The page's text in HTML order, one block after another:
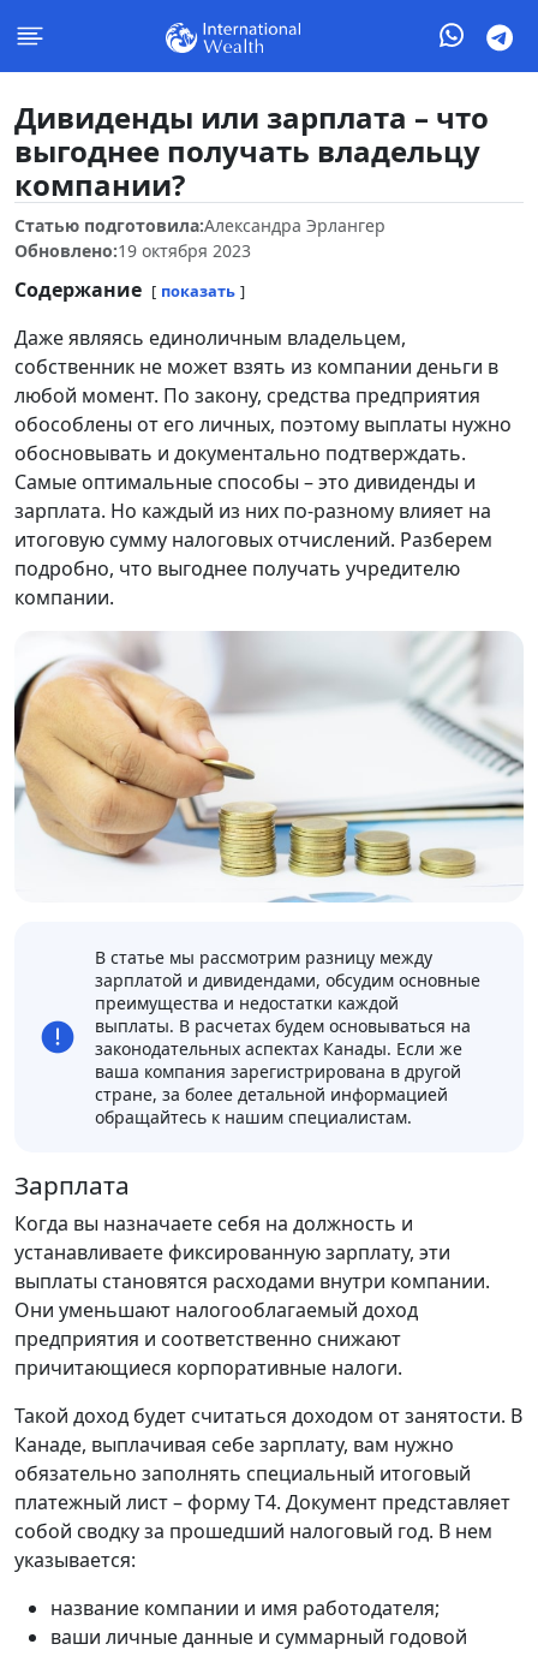
Дивиденды или зарплата – что
выгоднее получать владельцу
компании?
Статью подготовила:Александра Эрлангер
Обновлено:19 октября 2023
Содержание показать
Даже являясь единоличным владельцем,
собственник не может взять из компании деньги в
любой момент. По закону, средства предприятия
обособлены от его личных, поэтому выплаты нужно
обосновывать и документально подтверждать.
Самые оптимальные способы – это дивиденды и
зарплата. Но каждый из них по-разному влияет на
итоговую сумму налоговых отчислений. Разберем
подробно, что выгоднее получать учредителю
компании.
В статье мы рассмотрим разницу между
зарплатой и дивидендами, обсудим основные
преимущества и недостатки каждой
выплаты. В расчетах будем основываться на
законодательных аспектах Канады. Если же
ваша компания зарегистрирована в другой
стране, за более детальной информацией
обращайтесь к нашим специалистам.
Зарплата
Когда вы назначаете себя на должность и
устанавливаете фиксированную зарплату, эти
выплаты становятся расходами внутри компании.
Они уменьшают налогооблагаемый доход
предприятия и соответственно снижают
причитающиеся корпоративные налоги.
Такой доход будет считаться доходом от занятости. В
Канаде, выплачивая себе зарплату, вам нужно
обязательно заполнять специальный итоговый
платежный лист – форму Т4. Документ представляет
собой сводку за прошедший налоговый год. В нем
указывается:
название компании и имя работодателя;
ваши личные данные и суммарный годовой